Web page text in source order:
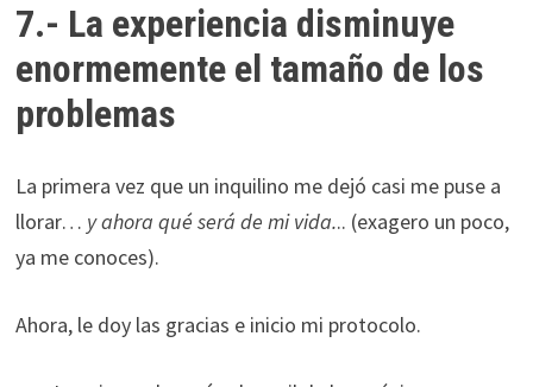
7.- La experiencia disminuye
enormemente el tamaño de los
problemas
La primera vez que un inquilino me dejó casi me puse a
llorar… y ahora qué será de mi vida... (exagero un poco,
ya me conoces).
Ahora, le doy las gracias e inicio mi protocolo.